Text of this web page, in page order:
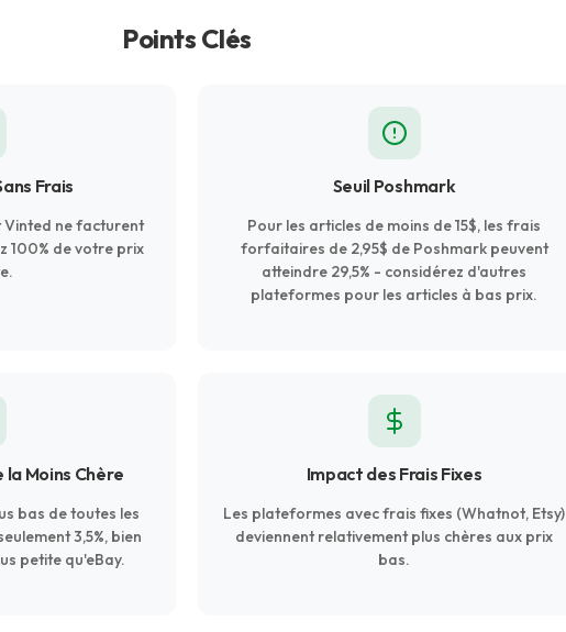
Points Clés
Frais
ne facturent
100% de votre prix
Seuil Poshmark
Pour les articles de moins de 15$, les frais
forfaitaires de 2,95$ de Poshmark peuvent
atteindre 29,5% - considérez d'autres
plateformes pour les articles à bas prix.
Moins Chère
bas de toutes les
3,5%, bien
petite qu'eBay.
Impact des Frais Fixes
Les plateformes avec frais fixes (Whatnot, Etsy)
deviennent relativement plus chères aux prix
bas.